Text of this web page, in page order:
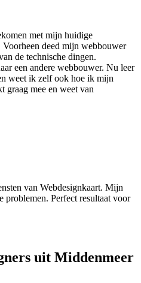
met mijn huidige
deed mijn webbouwer
de technische dingen.
een andere webbouwer. Nu leer
weet ik zelf ook hoe ik mijn
graag mee en weet van
van Webdesignkaart. Mijn
problemen. Perfect resultaat voor
uit Middenmeer